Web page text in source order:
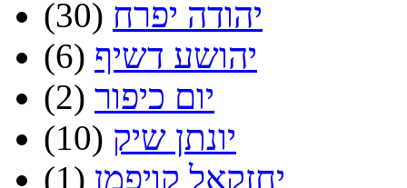
יהודה יפרח (30)
יהושע דשיף (6)
יום כיפור (2)
יונתן שיק (10)
יחזקאל קויפמן (1)